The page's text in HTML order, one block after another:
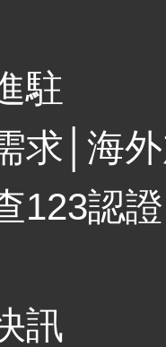
駐
求 海
123認證
訊